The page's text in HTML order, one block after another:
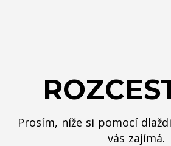
Prosím, níže si pomocí
vás zajímá.